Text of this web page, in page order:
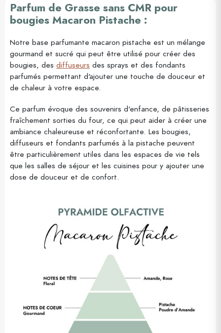
Parfum de Grasse sans CMR pour
bougies Macaron Pistache :
Notre base parfumante macaron pistache est un mélange
gourmand et sucré qui peut être utilisé pour créer des
bougies, des diffuseurs des sprays et des fondants
parfumés permettant d'ajouter une touche de douceur et
de chaleur à votre espace.
Ce parfum évoque des souvenirs d'enfance, de pâtisseries
fraîchement sorties du four, ce qui peut aider à créer une
ambiance chaleureuse et réconfortante. Les bougies,
diffuseurs et fondants parfumés à la pistache peuvent
être particulièrement utiles dans les espaces de vie tels
que les salles de séjour et les cuisines pour y ajouter une
dose de douceur et de confort.